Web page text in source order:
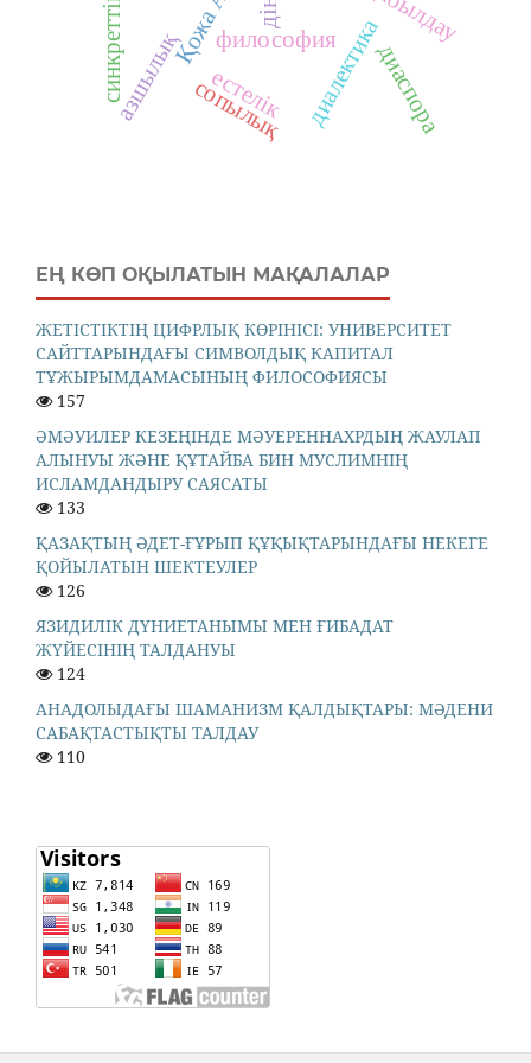
естелік
философиядиалектика
сопылық диаспора
азшылық
синкреттік
ЕҢ КӨП ОҚЫЛАТЫН МАҚАЛАЛАР
ЖЕТІСТІКТІҢ ЦИФРЛЫҚ КӨРІНІСІ: УНИВЕРСИТЕТ
САЙТТАРЫНДАҒЫ СИМВОЛДЫҚ КАПИТАЛ
ТҰЖЫРЫМДАМАСЫНЫҢ ФИЛОСОФИЯСЫ
157
ӘМӘУИЛЕР КЕЗЕҢІНДЕ МӘУЕРЕННАХРДЫҢ ЖАУЛАП
АЛЫНУЫ ЖӘНЕ ҚҰТАЙБА БИН МУСЛИМНІҢ
ИСЛАМДАНДЫРУ САЯСАТЫ
133
ҚАЗАҚТЫҢ ӘДЕТ-ҒҰРЫП ҚҰҚЫҚТАРЫНДАҒЫ НЕКЕГЕ
ҚОЙЫЛАТЫН ШЕКТЕУЛЕР
126
ЯЗИДИЛІК ДҮНИЕТАНЫМЫ МЕН ҒИБАДАТ
ЖҮЙЕСІНІҢ ТАЛДАНУЫ
124
АНАДОЛЫДАҒЫ ШАМАНИЗМ ҚАЛДЫҚТАРЫ: МӘДЕНИ
САБАҚТАСТЫҚТЫ ТАЛДАУ
110